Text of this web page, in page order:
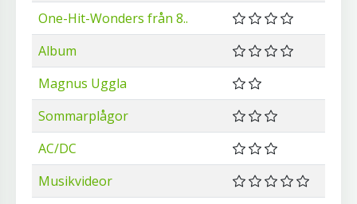
One-Hit-Wonders från 8..
Album
Magnus Uggla
Sommarplågor
AC/DC
Musikvideor